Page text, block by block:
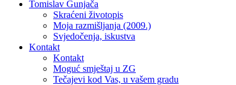
Tomislav Gunjača
Skraćeni životopis
Moja razmišljanja (2009.)
Svjedočenja, iskustva
Kontakt
Kontakt
Moguć smještaj u ZG
Tečajevi kod Vas, u vašem gradu